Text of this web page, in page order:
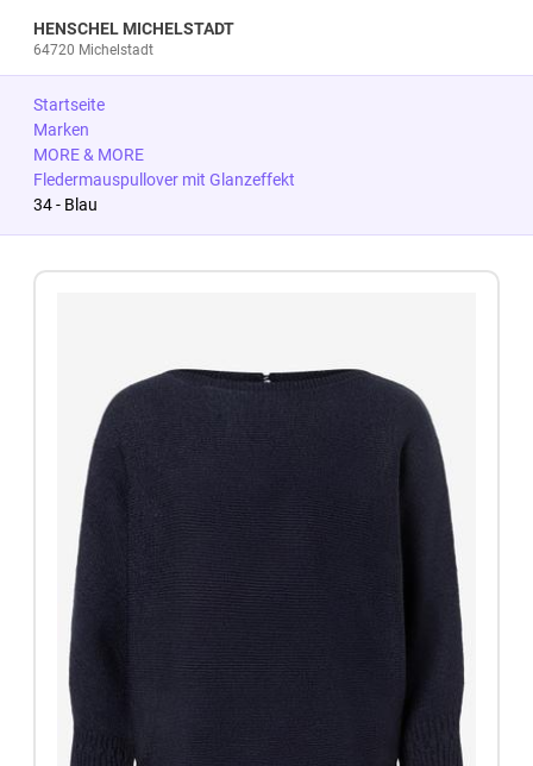
HENSCHEL MICHELSTADT
64720 Michelstadt
Startseite
Marken
MORE & MORE
Fledermauspullover mit Glanzeffekt
34 - Blau